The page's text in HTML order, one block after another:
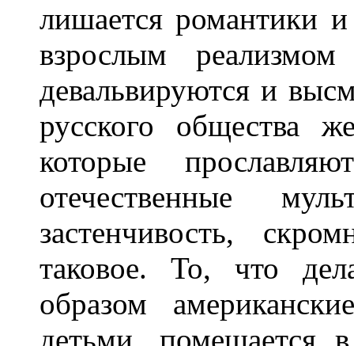
лишается романтики
взрослым
девальвируются и
русского общества
которые
отечественные
застенчивость,
таковое. То, что
образом